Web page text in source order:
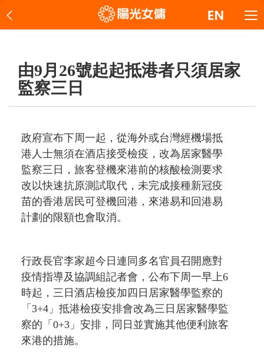
由9月26號起起抵港者只須居家
監察三日
政府宣布下周一起，從海外或台灣經機場抵
港人士無須在酒店接受檢疫，改為居家醫學
監察三日，旅客登機來港前的核酸檢測要求
改以快速抗原測試取代，未完成接種新冠疫
苗的香港居民可登機回港，來港易和回港易
計劃的限額也會取消。
行政長官李家超今日連同多名官員召開應對
疫情指導及協調組記者會，公布下周一早上6
時起，三日酒店檢疫加四日居家醫學監察的
「3+4」抵港檢疫安排會改為三日居家醫學監
察的「0+3」安排，同日並實施其他便利旅客
來港的措施。